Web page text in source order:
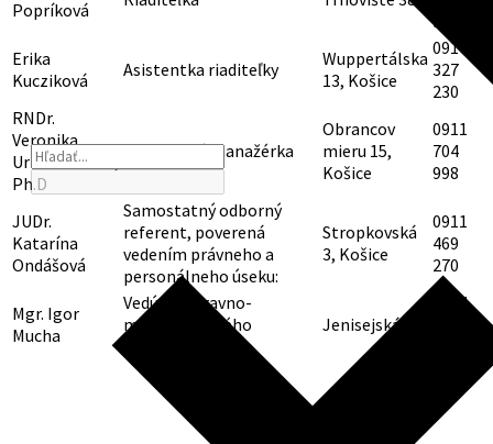
Popríková
941
Erika
Kucziková
Asistentka riaditeľky
Wuppertálska
13, Košice
0914
327
230
RNDr.
Veronika
Urbanovičová,
Ph.D
Projektová manažérka
Obrancov
mieru 15,
Košice
0911
704
998
JUDr.
Katarína
Ondášová
Samostatný odborný
referent, poverená
vedením právneho a
personálneho úseku:
Stropkovská
3, Košice
0911
469
270
Mgr. Igor
Mucha
Vedúci dopravno-
mechanizačného
Jenisejská 20
0914